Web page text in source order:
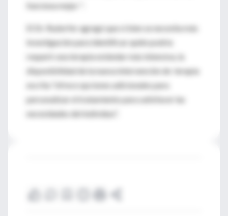
funciona mejor ".
El Dr. Rudorfer agregó que si bien se necesita más
investigación para identificar quién podría
requerir una terapia estándar más intensiva, la
disponibilidad de la nueva intervención de terapia
escrita "ofrece opciones adicionales para
personalizar el tratamiento para satisfacer las
necesidades del individuo".